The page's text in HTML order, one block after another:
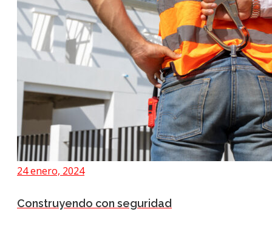
24 enero, 2024
Construyendo con seguridad